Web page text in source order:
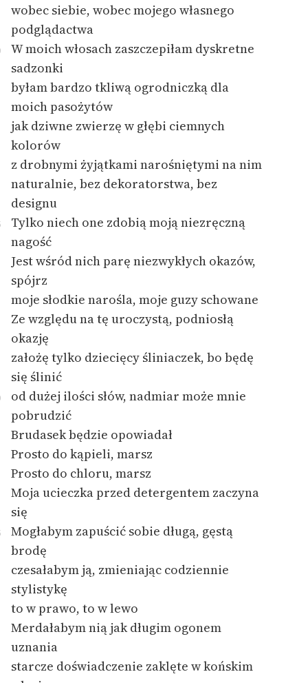
Informacja o treściach
wrażliwych
Deklaracja dostępności
wobec siebie, wobec mojego własnego
podglądactwa
W moich włosach zaszczepiłam dyskretne
sadzonki
byłam bardzo tkliwą ogrodniczką dla
moich pasożytów
jak dziwne zwierzę w głębi ciemnych
kolorów
z drobnymi żyjątkami narośniętymi na nim
naturalnie, bez dekoratorstwa, bez
designu
Tylko niech one zdobią moją niezręczną
nagość
Jest wśród nich parę niezwykłych okazów,
spójrz
moje słodkie narośla, moje guzy schowane
Ze względu na tę uroczystą, podniosłą
okazję
założę tylko dziecięcy śliniaczek, bo będę
się ślinić
od dużej ilości słów, nadmiar może mnie
pobrudzić
Brudasek będzie opowiadał
Prosto do kąpieli, marsz
Prosto do chloru, marsz
Moja ucieczka przed detergentem zaczyna
się
Mogłabym zapuścić sobie długą, gęstą
brodę
czesałabym ją, zmieniając codziennie
stylistykę
to w prawo, to w lewo
Merdałabym nią jak długim ogonem
uznania
starcze doświadczenie zaklęte w końskim